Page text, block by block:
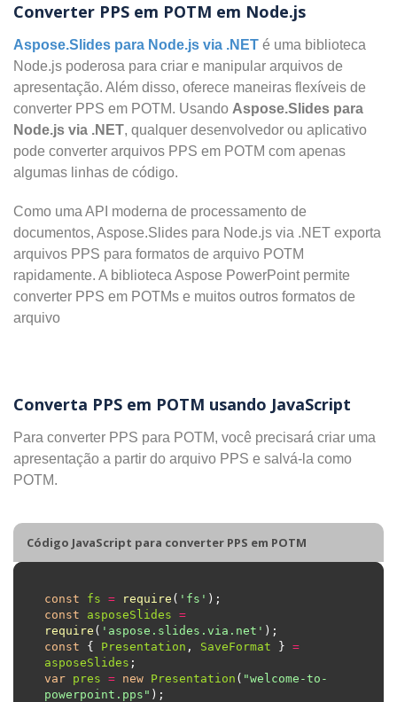
Converter PPS em POTM em Node.js
Aspose.Slides para Node.js via .NET é uma biblioteca
Node.js poderosa para criar e manipular arquivos de
apresentação. Além disso, oferece maneiras flexíveis de
converter PPS em POTM. Usando Aspose.Slides para
Node.js via .NET, qualquer desenvolvedor ou aplicativo
pode converter arquivos PPS em POTM com apenas
algumas linhas de código.
Como uma API moderna de processamento de
documentos, Aspose.Slides para Node.js via .NET exporta
arquivos PPS para formatos de arquivo POTM
rapidamente. A biblioteca Aspose PowerPoint permite
converter PPS em POTMs e muitos outros formatos de
arquivo
Converta PPS em POTM usando JavaScript
Para converter PPS para POTM, você precisará criar uma
apresentação a partir do arquivo PPS e salvá-la como
POTM.
Código JavaScript para converter PPS em POTM
const fs = require ( 'fs'
const
asposeSlides =
require ( 'aspose.slides.via.net'
const { Presentation , SaveFormat } =
asposeSlides
var pres = new Presentation ( "welcome-to-
powerpoint.pps"